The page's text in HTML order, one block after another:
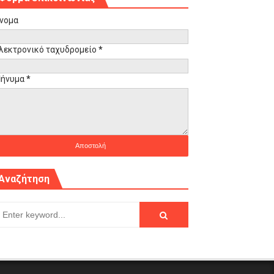
ταχυδρομείο *
*